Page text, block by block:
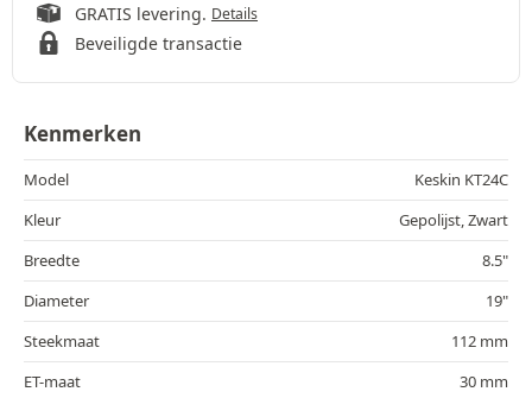
GRATIS levering. Details
Beveiligde transactie
Kenmerken
Model
Keskin KT24C
Kleur
Gepolijst, Zwart
Breedte
8.5"
Diameter
19"
Steekmaat
112 mm
ET-maat
30 mm